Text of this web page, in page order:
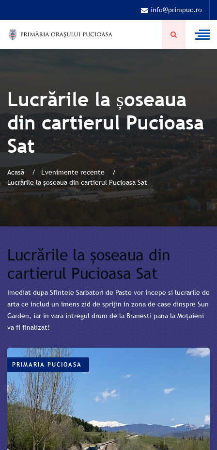
info@primpuc.ro
Lucrările la șoseaua
din cartierul Pucioasa
Sat
Acasă
Evenimente recente
Lucrările la șoseaua din cartierul Pucioasa Sat
Lucrările la șoseaua din
cartierul Pucioasa Sat
Imediat dupa Sfintele Sarbatori de Paste vor incepe si lucrarile de
arta ce includ un imens zid de sprijin in zona de case dinspre Sun
Garden, iar in vara intregul drum de la Branesti pana la Moțaieni
va fi finalizat!
PRIMARIA PUCIOASA